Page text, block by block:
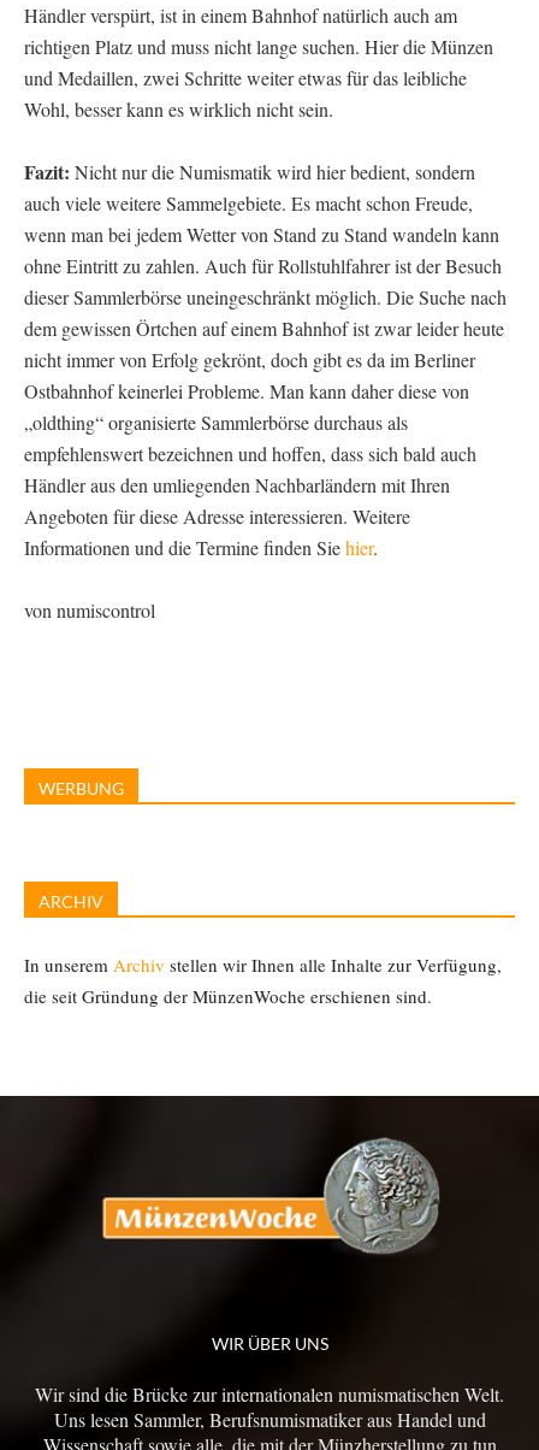
Händler verspürt, ist in einem Bahnhof natürlich auch am
richtigen Platz und muss nicht lange suchen. Hier die Münzen
und Medaillen, zwei Schritte weiter etwas für das leibliche
Wohl, besser kann es wirklich nicht sein.
Fazit: Nicht nur die Numismatik wird hier bedient, sondern
auch viele weitere Sammelgebiete. Es macht schon Freude,
wenn man bei jedem Wetter von Stand zu Stand wandeln kann
ohne Eintritt zu zahlen. Auch für Rollstuhlfahrer ist der Besuch
dieser Sammlerbörse uneingeschränkt möglich. Die Suche nach
dem gewissen Örtchen auf einem Bahnhof ist zwar leider heute
nicht immer von Erfolg gekrönt, doch gibt es da im Berliner
Ostbahnhof keinerlei Probleme. Man kann daher diese von
„oldthing“ organisierte Sammlerbörse durchaus als
empfehlenswert bezeichnen und hoffen, dass sich bald auch
Händler aus den umliegenden Nachbarländern mit Ihren
Angeboten für diese Adresse interessieren. Weitere
Informationen und die Termine finden Siehier.
von numiscontrol
WERBUNG
ARCHIV
In unserem Archiv stellen wir Ihnen alle Inhalte zur Verfügung,
die seit Gründung der MünzenWoche erschienen sind.
WIR ÜBER UNS
Wir sind die Brücke zur internationalen numismatischen Welt.
Uns lesen Sammler, Berufsnumismatiker aus Handel und
Wissenschaft sowie alle, die mit der Münzherstellung zu tun